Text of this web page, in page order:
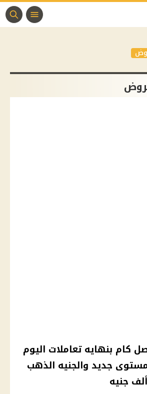
كام بنهايه تعاملات اليوم
مستوى جديد والجنيه الذهب